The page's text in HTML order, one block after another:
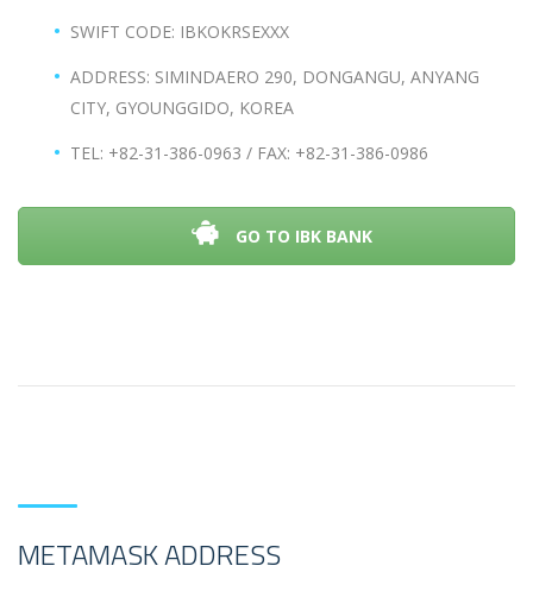
SWIFT CODE: IBKOKRSEXXX
ADDRESS: SIMINDAERO 290, DONGANGU, ANYANG
CITY, GYOUNGGIDO, KOREA
TEL: +82-31-386-0963 / FAX: +82-31-386-0986
GO TO IBK BANK
METAMASK ADDRESS